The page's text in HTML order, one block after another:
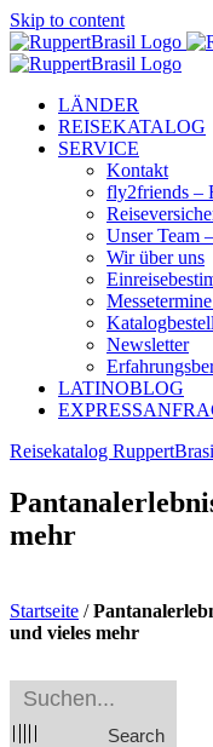
Skip to content
LÄNDER
REISEKATALOG
SERVICE
Kontakt
fly2friends –
Unser Team
Wir über uns
Newsletter
LATINOBLOG
Reisekatalog
mehr
Startseite /
und vieles mehr
Search